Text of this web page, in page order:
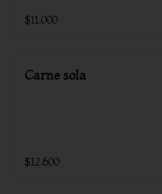
$11.000
Carne sola
$12.600